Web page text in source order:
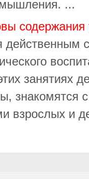
мышления. ...
содержания
действенным
занятиях
знакомятся
взрослых и